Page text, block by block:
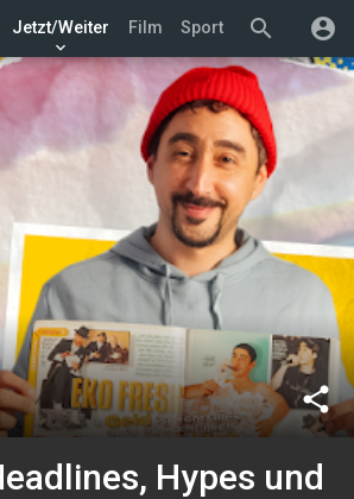
search account_circle
Jetzt/Weiter
keyboard_arrow_down
Film Sport
share
Hypes und